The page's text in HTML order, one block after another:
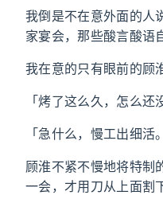
我倒是不在意外面的人
家宴会，那些酸言酸语
我在意的只有眼前的顾
「烤了这么久，怎么还
「急什么，慢工出细活
顾淮不紧不慢地将特制
一会，才用刀从上面割